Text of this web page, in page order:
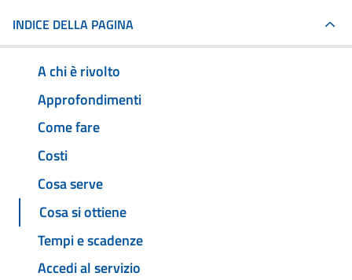
INDICE DELLA PAGINA
A chi è rivolto
Approfondimenti
Come fare
Costi
Cosa serve
Cosa si ottiene
Tempi e scadenze
Accedi al servizio